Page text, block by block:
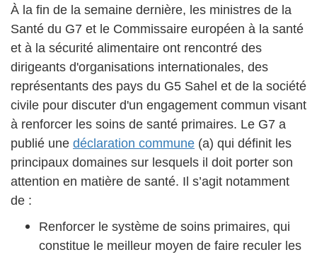
À la fin de la semaine dernière, les ministres de la
Santé du G7 et le Commissaire européen à la santé
et à la sécurité alimentaire ont rencontré des
dirigeants d'organisations internationales, des
représentants des pays du G5 Sahel et de la société
civile pour discuter d'un engagement commun visant
à renforcer les soins de santé primaires. Le G7 a
publié une déclaration commune (a) qui définit les
principaux domaines sur lesquels il doit porter son
attention en matière de santé. Il s’agit notamment
de :
Renforcer le système de soins primaires, qui
constitue le meilleur moyen de faire reculer les